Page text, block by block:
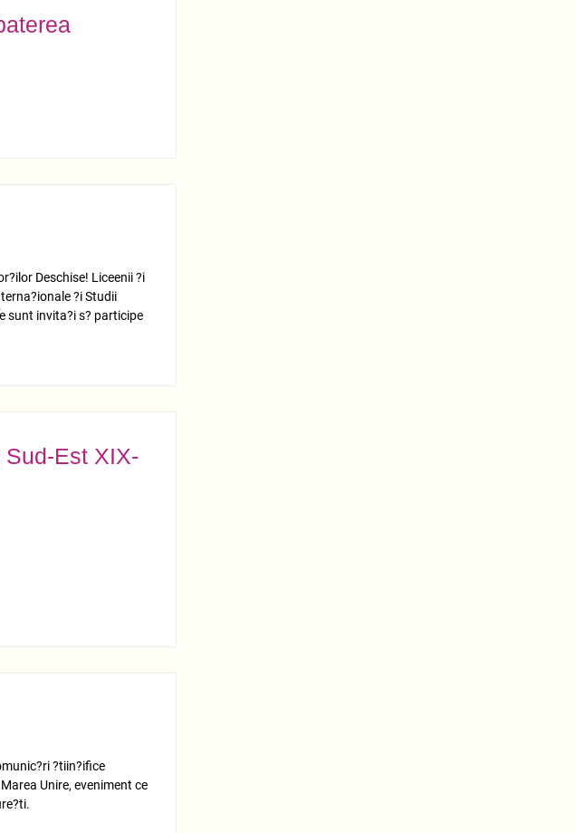
Deschise! Liceenii ?i
?i Studii
sunt invita?i s? participe
Est XIX-
?tiin?ifice
Unire, eveniment ce